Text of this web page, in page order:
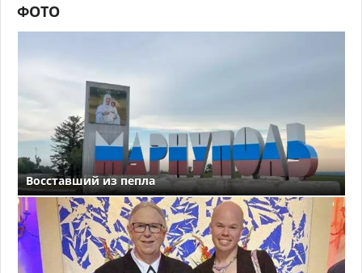
ФОТО
Восставший из пепла